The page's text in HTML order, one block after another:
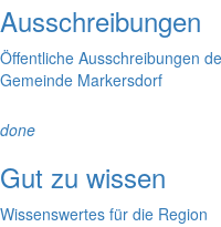
Ausschreibungen
Öffentliche Ausschreibungen
Gemeinde Markersdorf
done
Gut zu wissen
Wissenswertes für die Region